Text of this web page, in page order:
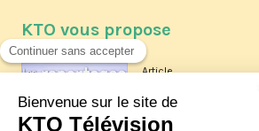
KTO vous propose
Article
Les reportages